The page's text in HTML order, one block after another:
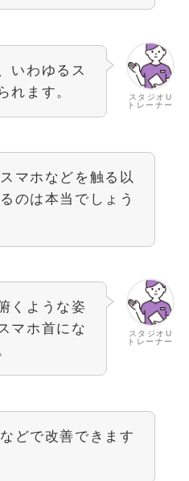
スタジオU
トレーナー
いわゆるス
れます。
マホなどを触る以
のは本当でしょう
スタジオU
トレーナー
くような姿
マホ首にな
どで改善できます